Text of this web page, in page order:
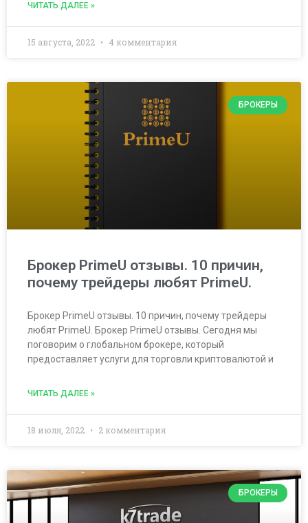
ЧИТАТЬ ДАЛЕЕ »
15 августа, 2022 4 комментария
БРОКЕРЫ
Брокер PrimeU отзывы. 10 причин,
почему трейдеры любят PrimeU.
Брокер PrimeU отзывы. 10 причин, почему трейдеры
любят PrimeU. Брокер PrimeU отзывы. Сегодня мы
поговорим о глобальном брокере, который
предоставляет услуги для торговли криптовалютой и
ЧИТАТЬ ДАЛЕЕ »
18 июля, 2022 2 комментария
БРОКЕРЫ